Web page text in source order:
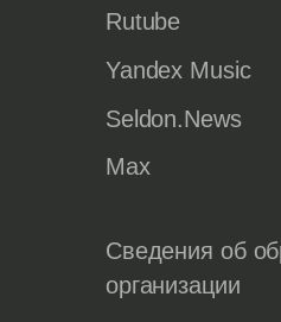
Rutube
Yandex Music
Seldon.News
Max
Сведения об
организации